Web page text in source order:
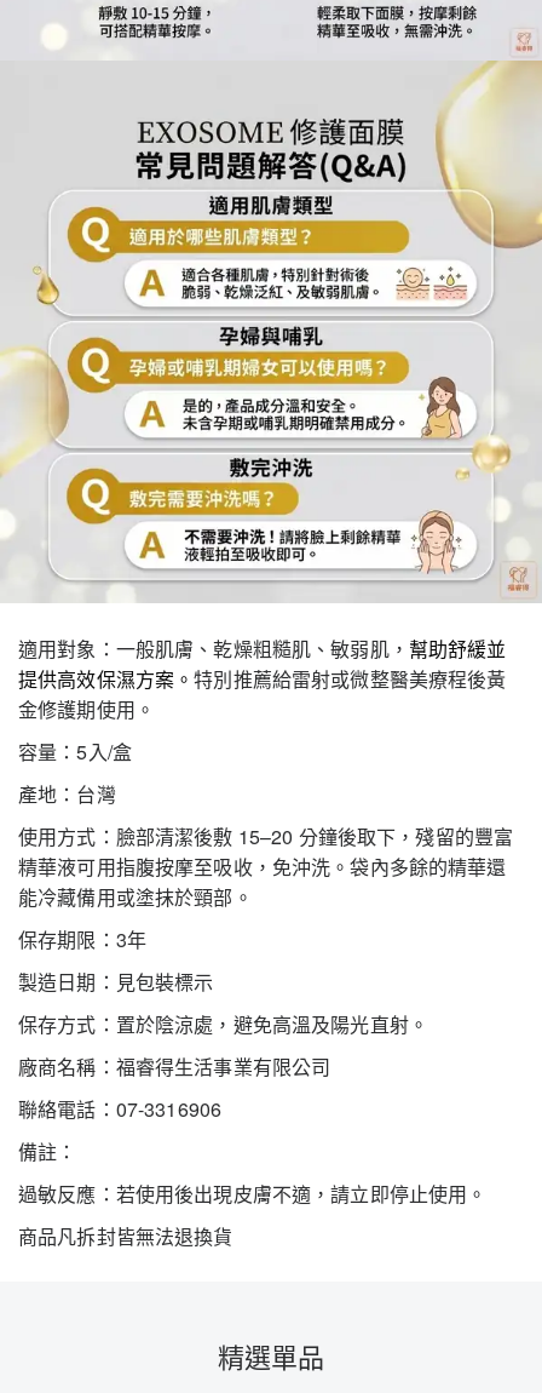
適用對象：一般肌膚、乾燥粗糙肌、敏弱肌， 幫助舒緩並
提供高效保濕方案。特別推薦給雷射或微整醫美療程後黃
金修護期使用。
容量：5入/盒
產地：台灣
使用方式：臉部清潔後敷 15–20 分鐘後取下，殘留的豐富
精華液可用指腹按摩至吸收，免沖洗。袋內多餘的精華還
能冷藏備用或塗抹於頸部。
保存期限：3年
製造日期：見包裝標示
保存方式：置於陰涼處，避免高溫及陽光直射。
廠商名稱：福睿得生活事業有限公司
聯絡電話：07-3316906
備註：
過敏反應：若使用後出現皮膚不適，請立即停止使用。
商品凡拆封皆無法退換貨
精選單品